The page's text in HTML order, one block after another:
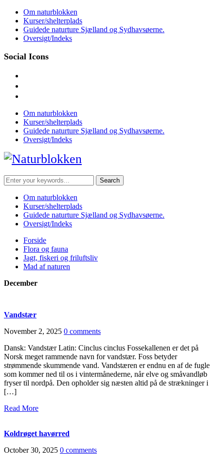
Skip
content
Om naturblokken
Kurser/shelterplads
Guidede naturture Sjælland og Sydhavsøerne.
Oversigt/Indeks
Social Icons
Om naturblokken
Kurser/shelterplads
Guidede naturture Sjælland og Sydhavsøerne.
Oversigt/Indeks
Search
for:
Om naturblokken
Kurser/shelterplads
Guidede naturture Sjælland og Sydhavsøerne.
Oversigt/Indeks
Forside
Flora og fauna
Jagt, fiskeri og friluftsliv
Mad af naturen
December
Vandstær
November 2, 2025 0 comments
Dansk: Vandstær Latin: Cinclus cinclus Fossekallenen er det på
Norsk meget rammende navn for vandstær. Foss betyder
strømmende skummende vand. Vandstæren er endnu en af de fugle
som kommer ned til os i vintermånederne, når elve og småvandløb
fryser til nordpå. Den opholder sig næsten altid på de strækninger i
[…]
Read More
Koldrøget havørred
October 30, 2025 0 comments